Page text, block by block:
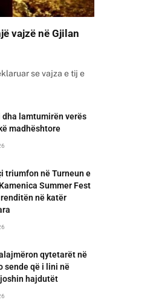
vajzë në Gjilan
se vajza e tij e
dha lamtumirën verës
madhështore
triumfon në Turneun e
Summer Fest
në katër
qytetarët në
sende që i lini në
hajdutët